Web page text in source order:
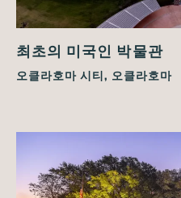
최초의 미국인 박물관
오클라호마 시티, 오클라호마